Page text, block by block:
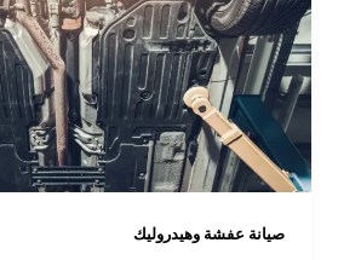
صيانة عفشة وهيدروليك